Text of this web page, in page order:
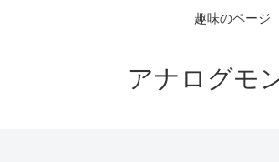
趣味のページ
アナログモ